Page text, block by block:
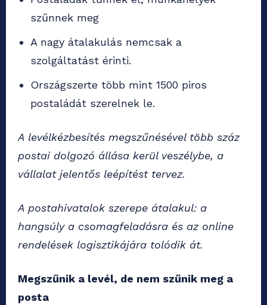
szűnnek meg
A nagy átalakulás nemcsak a
szolgáltatást érinti.
Országszerte több mint 1500 piros
postaládát szerelnek le.
A levélkézbesítés megszűnésével több száz
postai dolgozó állása kerül veszélybe, a
vállalat jelentős leépítést tervez.
A postahivatalok szerepe átalakul: a
hangsúly a csomagfeladásra és az online
rendelések logisztikájára tolódik át.
Megszűnik a levél, de nem szűnik meg a
posta